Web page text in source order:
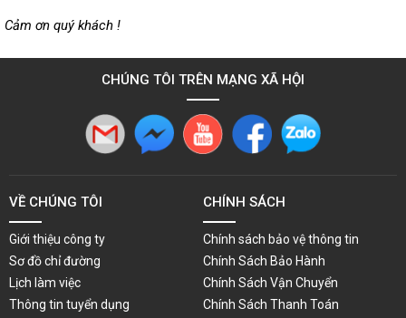
Cảm ơn quý khách !
CHÚNG TÔI TRÊN MẠNG XÃ HỘI
VỀ CHÚNG TÔI
Giới thiệu công ty
Sơ đồ chỉ đường
Lịch làm việc
Thông tin tuyển dụng
CHÍNH SÁCH
Chính sách bảo vệ thông tin
Chính Sách Bảo Hành
Chính Sách Vận Chuyển
Chính Sách Thanh Toán